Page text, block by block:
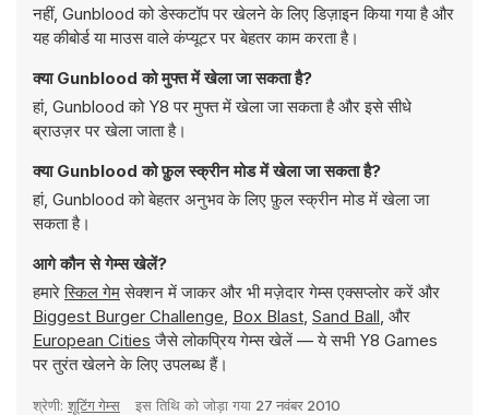
नहीं, Gunblood को डेस्कटॉप पर खेलने के लिए डिज़ाइन किया गया है और
यह कीबोर्ड या माउस वाले कंप्यूटर पर बेहतर काम करता है।
क्या Gunblood को मुफ्त में खेला जा सकता है?
हां, Gunblood को Y8 पर मुफ्त में खेला जा सकता है और इसे सीधे
ब्राउज़र पर खेला जाता है।
क्या Gunblood को फ़ुल स्क्रीन मोड में खेला जा सकता है?
हां, Gunblood को बेहतर अनुभव के लिए फ़ुल स्क्रीन मोड में खेला जा
सकता है।
आगे कौन से गेम्स खेलें?
हमारेस्किल गेमसेक्शन में जाकर और भी मज़ेदार गेम्स एक्सप्लोर करें और
Biggest Burger Challenge, Box Blast, Sand Ball, और
European Cities जैसे लोकप्रिय गेम्स खेलें — ये सभी Y8 Games
पर तुरंत खेलने के लिए उपलब्ध हैं।
श्रेणी: शूटिंग गेम्स इस तिथि को जोड़ा गया 27 नवंबर 2010